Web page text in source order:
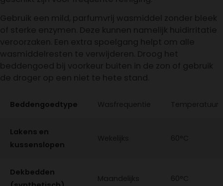
Gebruik een mild, parfumvrij wasmiddel zonder bleek
of sterke enzymen. Deze kunnen namelijk huidirritatie
veroorzaken. Een extra spoelgang helpt om alle
wasmiddelresten te verwijderen. Droog het
beddengoed bij voorkeur buiten in de zon of gebruik
de droger op een niet te hete stand.
Beddengoedtype Wasfrequentie Temperatuur
Lakens en
kussenslopen
Dekbedden
Maandelijks 60°C